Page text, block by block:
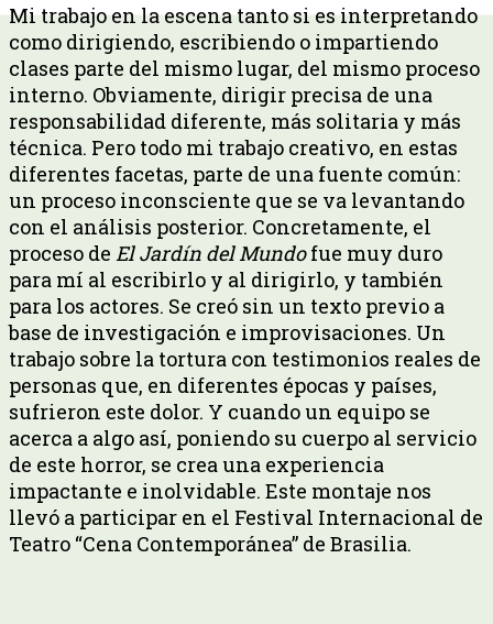
Mi trabajo en la escena tanto si es interpretando
como dirigiendo, escribiendo o impartiendo
clases parte del mismo lugar, del mismo proceso
interno. Obviamente, dirigir precisa de una
responsabilidad diferente, más solitaria y más
técnica. Pero todo mi trabajo creativo, en estas
diferentes facetas, parte de una fuente común:
un proceso inconsciente que se va levantando
con el análisis posterior. Concretamente, el
proceso de El Jardín del Mundofue muy duro
para mí al escribirlo y al dirigirlo, y también
para los actores. Se creó sin un texto previo a
base de investigación e improvisaciones. Un
trabajo sobre la tortura con testimonios reales de
personas que, en diferentes épocas y países,
sufrieron este dolor. Y cuando un equipo se
acerca a algo así, poniendo su cuerpo al servicio
de este horror, se crea una experiencia
impactante e inolvidable. Este montaje nos
llevó a participar en el Festival Internacional de
Teatro “Cena Contemporánea” de Brasilia.